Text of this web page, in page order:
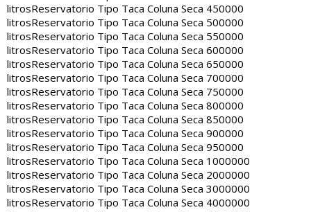
litrosReservatorio Tipo Taca Coluna Seca 450000
litrosReservatorio Tipo Taca Coluna Seca 500000
litrosReservatorio Tipo Taca Coluna Seca 550000
litrosReservatorio Tipo Taca Coluna Seca 600000
litrosReservatorio Tipo Taca Coluna Seca 650000
litrosReservatorio Tipo Taca Coluna Seca 700000
litrosReservatorio Tipo Taca Coluna Seca 750000
litrosReservatorio Tipo Taca Coluna Seca 800000
litrosReservatorio Tipo Taca Coluna Seca 850000
litrosReservatorio Tipo Taca Coluna Seca 900000
litrosReservatorio Tipo Taca Coluna Seca 950000
litrosReservatorio Tipo Taca Coluna Seca 1000000
litrosReservatorio Tipo Taca Coluna Seca 2000000
litrosReservatorio Tipo Taca Coluna Seca 3000000
litrosReservatorio Tipo Taca Coluna Seca 4000000